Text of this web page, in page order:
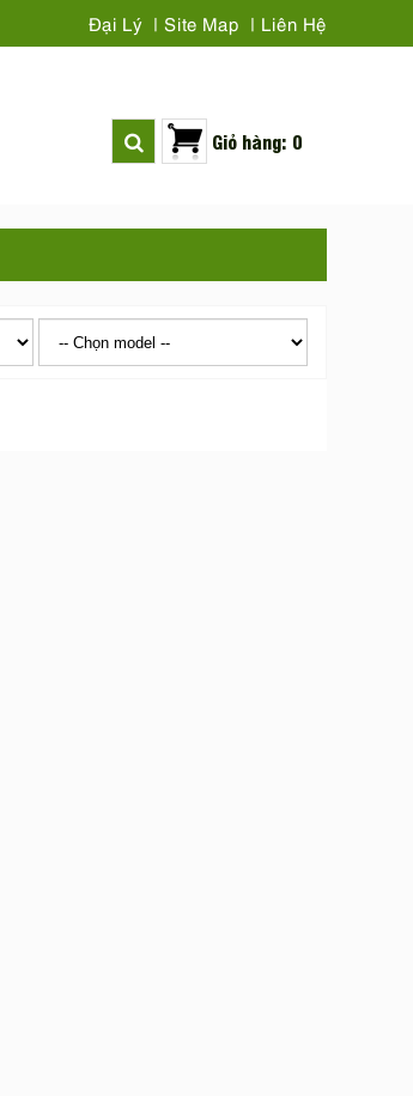
Đại Lý Site Map Liên Hệ
Giỏ hàng: 0